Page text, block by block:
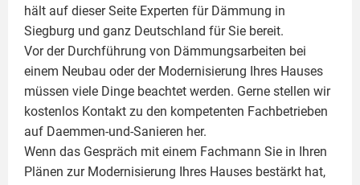
hält auf dieser Seite Experten für Dämmung in
Siegburg und ganz Deutschland für Sie bereit.
Vor der Durchführung von Dämmungsarbeiten bei
einem Neubau oder der Modernisierung Ihres Hauses
müssen viele Dinge beachtet werden. Gerne stellen wir
kostenlos Kontakt zu den kompetenten Fachbetrieben
auf Daemmen-und-Sanieren her.
Wenn das Gespräch mit einem Fachmann Sie in Ihren
Plänen zur Modernisierung Ihres Hauses bestärkt hat,